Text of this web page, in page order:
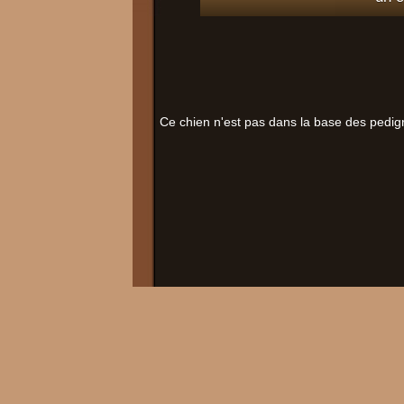
Ce chien n'est pas dans la base des